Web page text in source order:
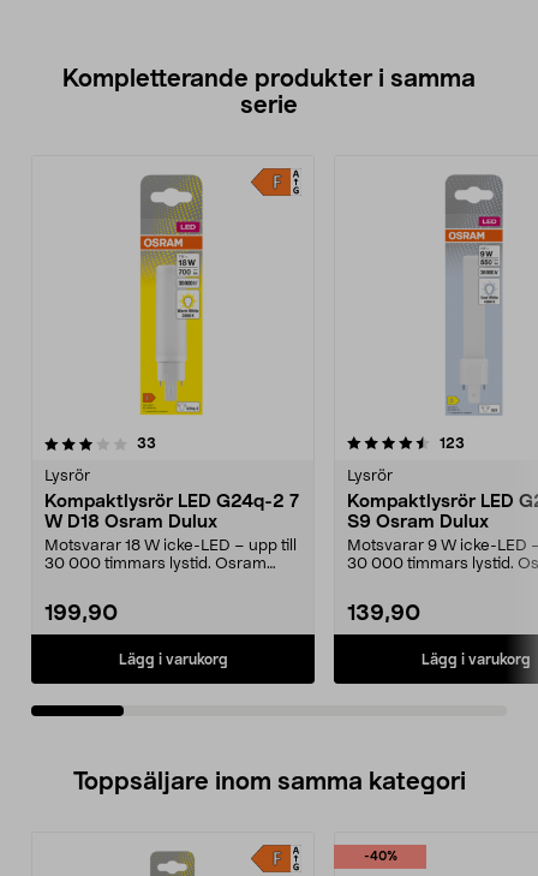
Kompletterande produkter i samma
serie
33
Lysrör
Kompaktlysrör LED G24q-2 7
W D18 Osram Dulux
Motsvarar 18 W icke-LED – upp till
30 000 timmars lystid. Osram
199,90
Lägg i varukorg
4.5av 5 stjärnor 123
Lysrör
Kompaktlysrör LED
S9 Osram Dulux
Motsvarar 9 W icke-LED
30 000 timmars lystid.
139,90
Lägg i varukorg
4.5av 5 stjärnor
Toppsäljare inom samma kategori
-40%